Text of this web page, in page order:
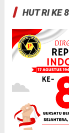
HUT RI KE